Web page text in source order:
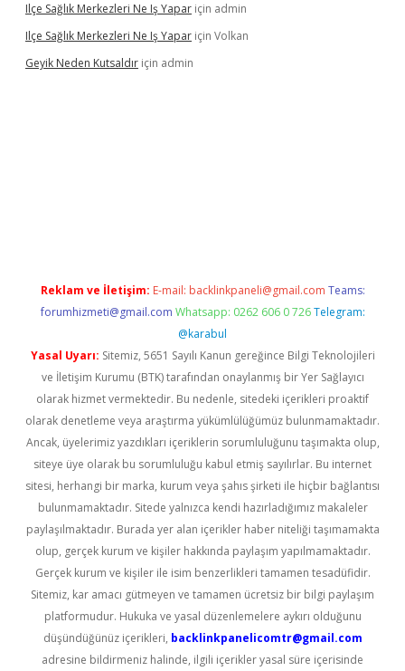
Ilçe Sağlık Merkezleri Ne Iş Yapar için admin
Ilçe Sağlık Merkezleri Ne Iş Yapar için Volkan
Geyik Neden Kutsaldır için admin
Reklam ve İletişim: E-mail: backlinkpaneli@gmail.com Teams:
forumhizmeti@gmail.com Whatsapp: 0262 606 0 726 Telegram:
@karabul
Yasal Uyarı: Sitemiz, 5651 Sayılı Kanun gereğince Bilgi Teknolojileri
ve İletişim Kurumu (BTK) tarafından onaylanmış bir Yer Sağlayıcı
olarak hizmet vermektedir. Bu nedenle, sitedeki içerikleri proaktif
olarak denetleme veya araştırma yükümlülüğümüz bulunmamaktadır.
Ancak, üyelerimiz yazdıkları içeriklerin sorumluluğunu taşımakta olup,
siteye üye olarak bu sorumluluğu kabul etmiş sayılırlar. Bu internet
sitesi, herhangi bir marka, kurum veya şahıs şirketi ile hiçbir bağlantısı
bulunmamaktadır. Sitede yalnızca kendi hazırladığımız makaleler
paylaşılmaktadır. Burada yer alan içerikler haber niteliği taşımamakta
olup, gerçek kurum ve kişiler hakkında paylaşım yapılmamaktadır.
Gerçek kurum ve kişiler ile isim benzerlikleri tamamen tesadüfidir.
Sitemiz, kar amacı gütmeyen ve tamamen ücretsiz bir bilgi paylaşım
platformudur. Hukuka ve yasal düzenlemelere aykırı olduğunu
düşündüğünüz içerikleri, backlinkpanelicomtr@gmail.com
adresine bildirmeniz halinde, ilgili içerikler yasal süre içerisinde